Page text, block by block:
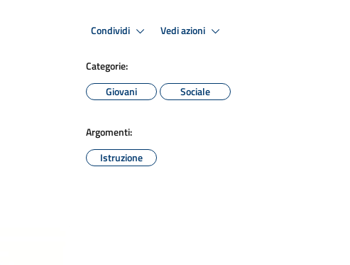
Condividi Vedi azioni
Categorie:
Giovani
Sociale
Argomenti:
Istruzione